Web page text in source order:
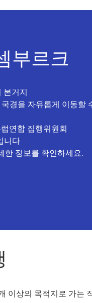
부르크
본거지
경을 자유롭게 이동할
연합 집행위원회
니다
한 정보를 확인하세요.
이상의 목적지로 가는